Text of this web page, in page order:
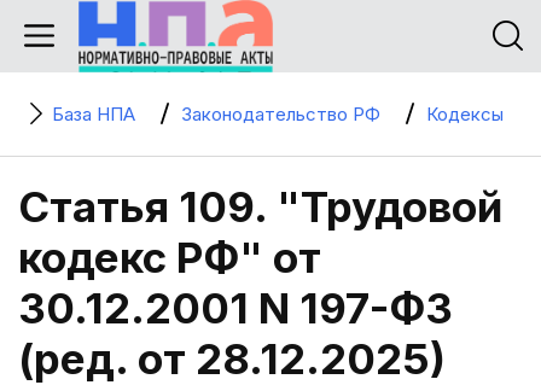
База НПА Законодательство РФ Кодексы
Статья 109. "Трудовой
кодекс РФ" от
30.12.2001 N 197-ФЗ
(ред. от 28.12.2025)